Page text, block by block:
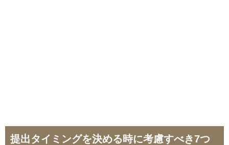
提出タイミングを決める時に考慮すべき7つ